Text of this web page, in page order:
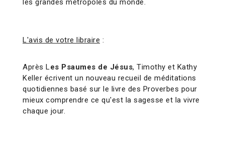
les grandes métropoles du monde.
L'avis de votre libraire :
Après Les Psaumes de Jésus, Timothy et Kathy
Keller écrivent un nouveau recueil de méditations
quotidiennes basé sur le livre des Proverbes pour
mieux comprendre ce qu'est la sagesse et la vivre
chaque jour.